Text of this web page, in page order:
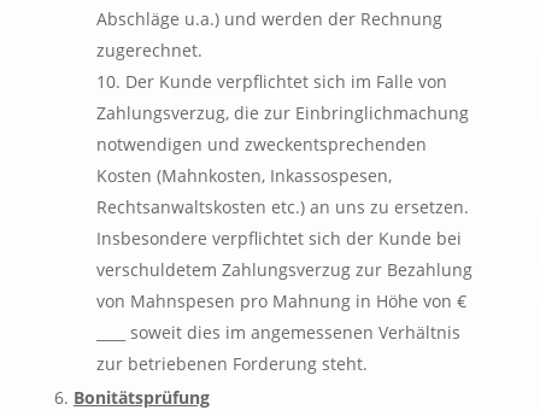
Abschläge u.a.) und werden der Rechnung
zugerechnet.
Der Kunde verpflichtet sich im Falle von
Zahlungsverzug, die zur Einbringlichmachung
notwendigen und zweckentsprechenden
Kosten (Mahnkosten, Inkassospesen,
Rechtsanwaltskosten etc.) an uns zu ersetzen.
Insbesondere verpflichtet sich der Kunde bei
verschuldetem Zahlungsverzug zur Bezahlung
von Mahnspesen pro Mahnung in Höhe von €
____ soweit dies im angemessenen Verhältnis
zur betriebenen Forderung steht.
Bonitätsprüfung